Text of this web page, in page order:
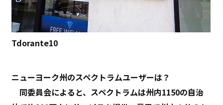
Tdorante10
ニューヨーク州のスペクトラムユーザーは？
同委員会によると、スペクトラムは州内1150の自治